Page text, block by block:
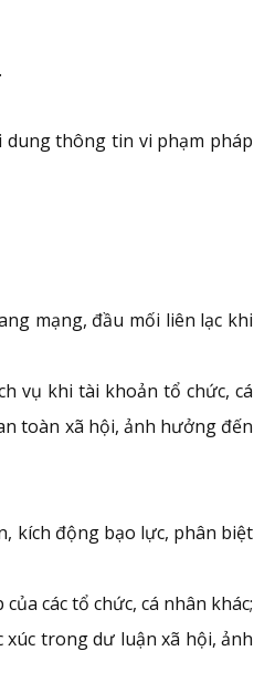
dung thông tin vi phạm pháp
mạng, đầu mối liên lạc khi
vụ khi tài khoản tổ chức, cá
toàn xã hội, ảnh hưởng đến
kích động bạo lực, phân biệt
các tổ chức, cá nhân khác;
trong dư luận xã hội, ảnh